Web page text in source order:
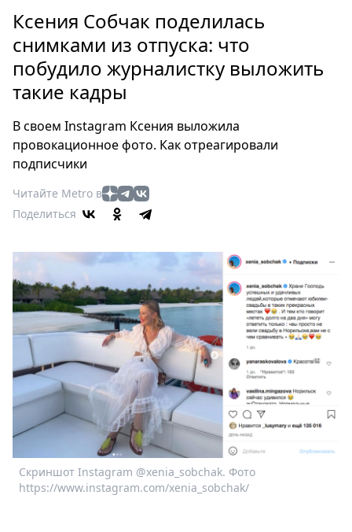
Россия
Мир
Здоровье
Еда
Туризм
Мода
Театр
Афиша
Книги
Пресс-
релизы
О
Metro
Стримы
Спецпроекты
Звезды
Выборы
2026
Скачай
Metro
Ксения Собчак поделилась
снимками из отпуска: что
побудило журналистку выложить
такие кадры
В своем Instagram Ксения выложила
провокационное фото. Как отреагировали
подписчики
Читайте Metro в
Поделиться
Скриншот Instagram @xenia_sobchak. Фото
https://www.instagram.com/xenia_sobchak/